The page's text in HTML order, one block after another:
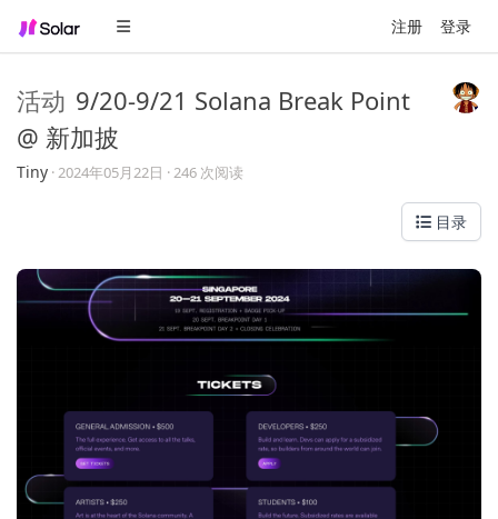
注册 登录
活动 9/20-9/21 Solana Break Point
@ 新加披
Tiny ·2024年05月22日 · 246 次阅读
目录